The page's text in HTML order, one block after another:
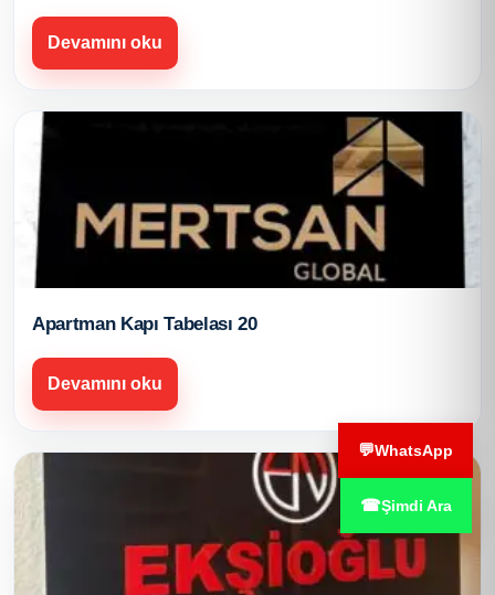
Devamını oku
Apartman Kapı Tabelası 20
Devamını oku
💬WhatsApp
☎Şimdi Ara